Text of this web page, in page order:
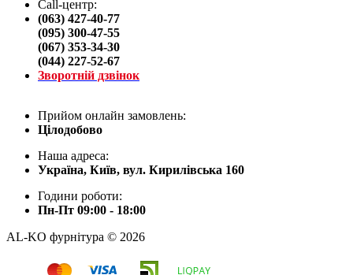
Call-центр:
(063) 427-40-77
(095) 300-47-55
(067) 353-34-30
(044) 227-52-67
Зворотній дзвінок
Прийом онлайн замовлень:
Цілодобово
Наша адреса:
Україна, Київ, вул. Кирилівська 160
Години роботи:
Пн-Пт 09:00 - 18:00
AL-KO фурнітура © 2026